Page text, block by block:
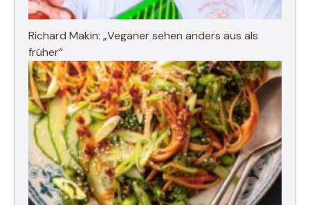
Richard Makin: „Veganer sehen anders aus als
früher“